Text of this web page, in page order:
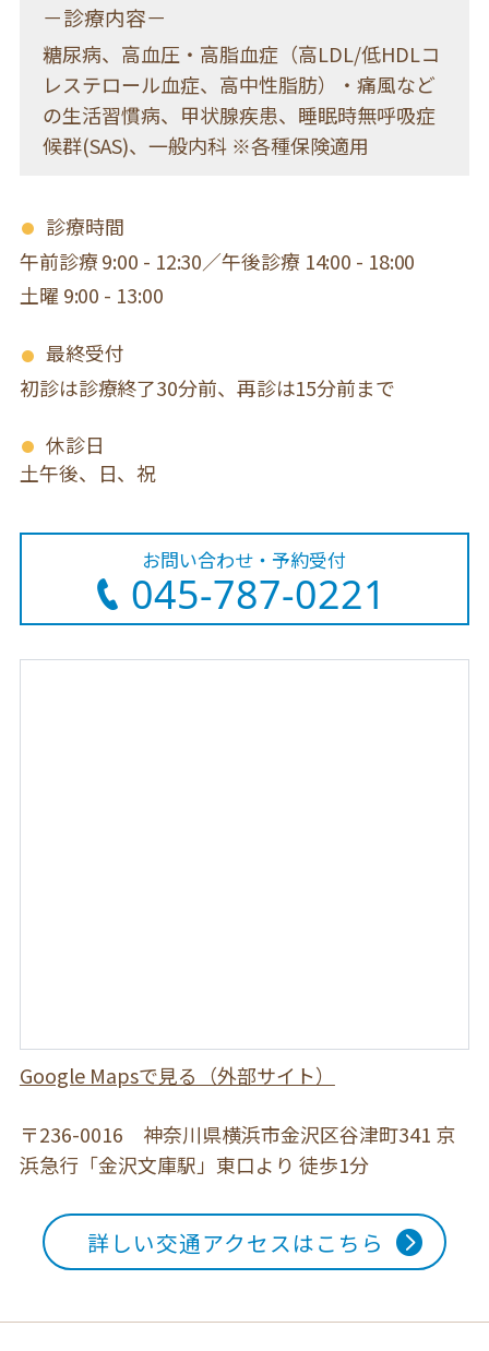
－診療内容－
糖尿病、高血圧・高脂血症（高LDL/低HDLコ
レステロール血症、高中性脂肪）・痛風など
の生活習慣病、甲状腺疾患、睡眠時無呼吸症
候群(SAS)、一般内科 ※各種保険適用
診療時間
午前診療 9:00 - 12:30／午後診療 14:00 - 18:00
土曜 9:00 - 13:00
最終受付
初診は診療終了30分前、再診は15分前まで
休診日
土午後、日、祝
お問い合わせ・予約受付
045-787-0221
Google Mapsで見る（外部サイト）
〒236-0016 神奈川県横浜市金沢区谷津町341 京
浜急行「金沢文庫駅」東口より 徒歩1分
詳しい交通アクセスはこちら